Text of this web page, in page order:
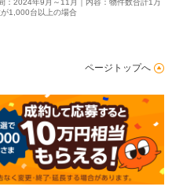
1,000台以上の場合
ページトップへ